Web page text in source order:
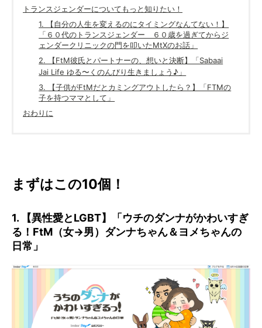
トランスジェンダーについてもっと知りたい！
1. 【自分の人生を変えるのにタイミングなんてない！】
「６０代のトランスジェンダー ６０歳を過ぎてからジ
ェンダークリニックの門を叩いたMtXのお話」
2. 【FtM彼氏とパートナーの、想いと決断】「Sabaai
Jai Life ゆる〜くのんびり生きましょう♪」
3. 【子供がFtMだとカミングアウトしたら？】「FTMの
子を持つママとして」
おわりに
まずはこの10個！
1. 【異性愛とLGBT】「ウチのダンナがかわいすぎ
る！FtM（女→男）ダンナちゃん＆ヨメちゃんの
日常」